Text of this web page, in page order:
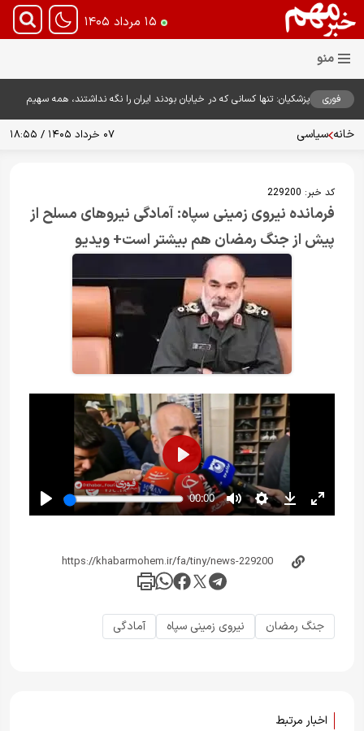
۱۵ مرداد ۱۴۰۵
فوری
پزشکیان: تنها کسانی که در خیابان بودند ایران را نگه نداشتند، همه سهیم
خانه سیاسی ۰۷ خرداد ۱۴۰۵ / ۱۸:۵۵
کد خبر: 229200
فرمانده نیروی زمینی سپاه: آمادگی نیروهای مسلح از
پیش از جنگ رمضان هم بیشتر است+ ویدیو
جنگ رمضان نیروی زمینی سپاه آمادگی
اخبار مرتبط